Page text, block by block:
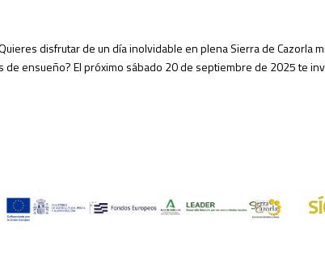
disfrutar de un día inolvidable en plena Sierra de Cazorla
ensueño? El próximo sábado 20 de septiembre de 2025 te